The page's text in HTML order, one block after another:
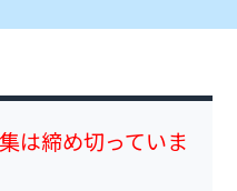
は締め切っていま